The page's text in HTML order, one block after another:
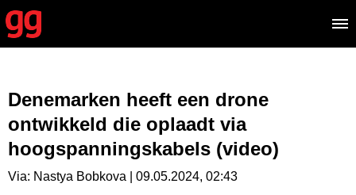
Denemarken heeft een drone
ontwikkeld die oplaadt via
hoogspanningskabels (video)
Via: Nastya Bobkova | 09.05.2024, 02:43